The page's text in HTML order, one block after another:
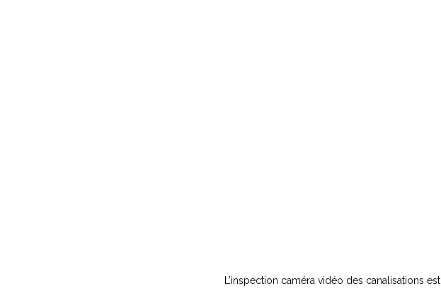
L’inspection caméra vidéo des canalisations est